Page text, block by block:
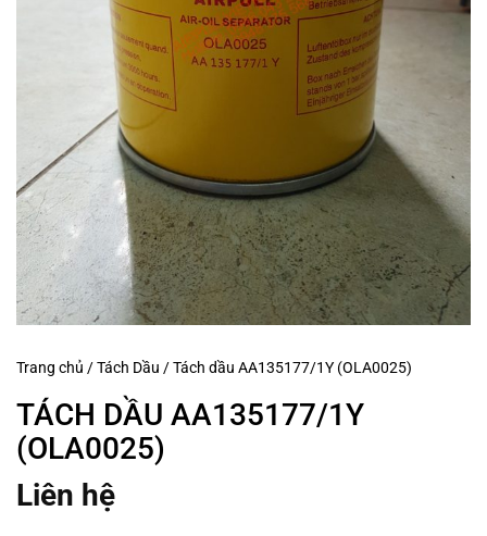
Trang chủ /Tách Dầu /Tách dầu AA135177/1Y (OLA0025)
TÁCH DẦU AA135177/1Y
(OLA0025)
Liên hệ